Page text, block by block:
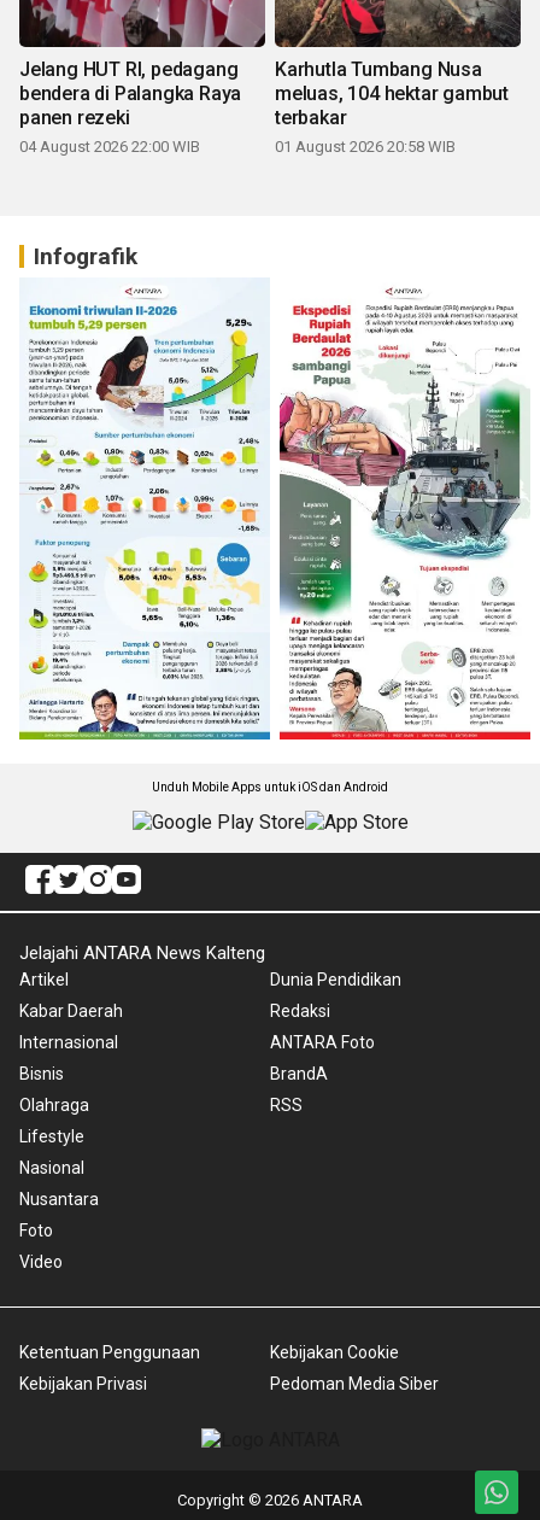
Jelang HUT RI, pedagang
bendera di Palangka Raya
panen rezeki
04 August 2026 22:00 WIB
Karhutla Tumbang Nusa
meluas, 104 hektar gambut
terbakar
01 August 2026 20:58 WIB
Infografik
Unduh Mobile Apps untuk iOS dan Android
Jelajahi ANTARA News Kalteng
Artikel
Kabar Daerah
Internasional
Bisnis
Olahraga
Lifestyle
Nasional
Nusantara
Foto
Video
Dunia Pendidikan
Redaksi
ANTARA Foto
BrandA
RSS
Ketentuan Penggunaan
Kebijakan Privasi
Kebijakan Cookie
Pedoman Media Siber
Copyright © 2026 ANTARA